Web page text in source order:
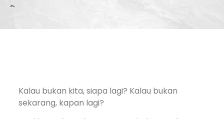
Kalau bukan kita, siapa lagi? Kalau bukan
sekarang, kapan lagi?